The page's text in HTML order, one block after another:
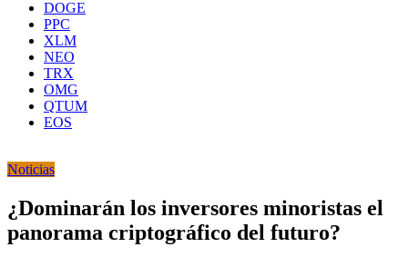
DOGE
PPC
XLM
NEO
TRX
OMG
QTUM
EOS
Noticias
¿Dominarán los inversores minoristas el
panorama criptográfico del futuro?